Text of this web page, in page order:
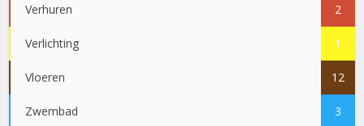
Verhuren 2
Verlichting 1
Vloeren 12
Zwembad 3